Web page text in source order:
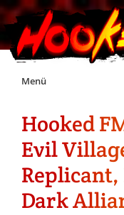
Skip
Menü
Unterstützt Hooked!
Exklusiv für
Impressum
Hooked
Evil
Replicant,
Dark